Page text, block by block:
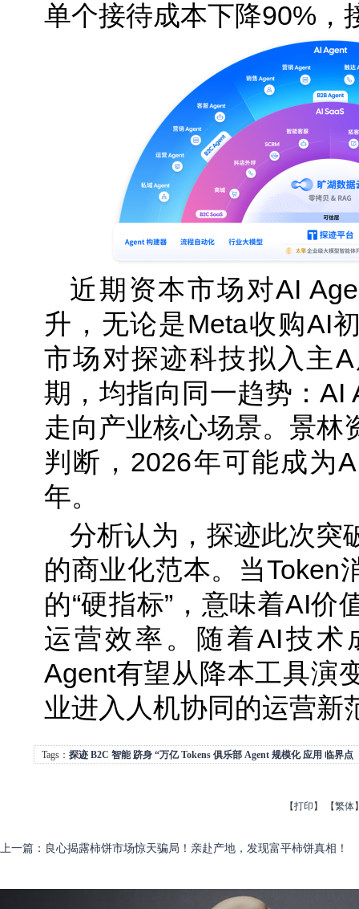
单个接待成本下降90%，
近期资本市场对AI
升，无论是Meta收购AI
市场对探迹科技拟入主
期，均指向同一趋势：AI
走向产业核心场景。景林
判断，2026年可能成为
年。
分析认为，探迹此次突
的商业化范本。当Token
的“硬指标”，意味着AI价
运营效率。随着AI技术
Agent有望从降本工具演
业进入人机协同的运营新
Tags： 探迹 B2C 智能 跻身 “万亿 Tokens 俱乐部 Agent 规模化 应用 临界点
【打印 】 【繁体
上一篇 ： 良心揭露柿饼市场惊天骗局！亲赴产地，发现富平柿饼真相！